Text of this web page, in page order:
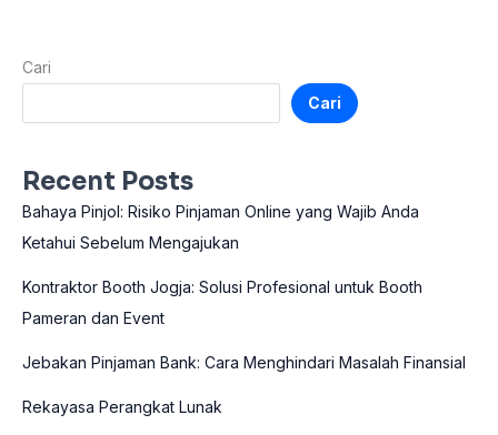
Cari
Cari
Recent Posts
Bahaya Pinjol: Risiko Pinjaman Online yang Wajib Anda
Ketahui Sebelum Mengajukan
Kontraktor Booth Jogja: Solusi Profesional untuk Booth
Pameran dan Event
Jebakan Pinjaman Bank: Cara Menghindari Masalah Finansial
Rekayasa Perangkat Lunak